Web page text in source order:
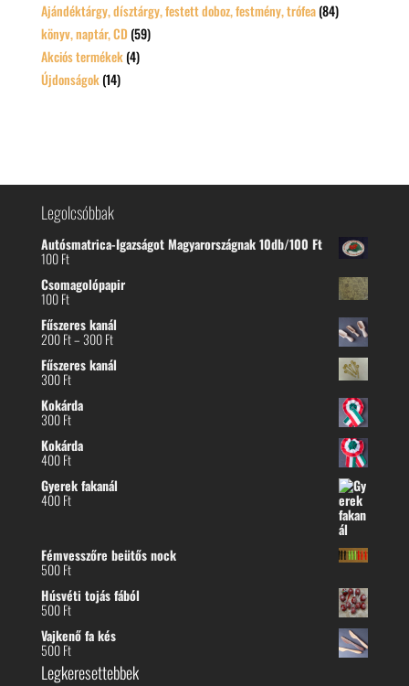
Ajándéktárgy, dísztárgy, festett doboz, festmény, trófea (84)
könyv, naptár, CD (59)
Akciós termékek (4)
Újdonságok (14)
Legolcsóbbak
Autósmatrica-Igazságot Magyarországnak 10db/100 Ft
100Ft
Csomagolópapir
100Ft
Fűszeres kanál
200Ft–300FtÁrtartomány:
-
Fűszeres kanál
300Ft
Kokárda
300Ft
Kokárda
400Ft
Gyerek fakanál
400Ft
Fémvesszőre beütős nock
500Ft
Húsvéti tojás fából
500Ft
Vajkenő fa kés
500Ft
Legkeresettebbek